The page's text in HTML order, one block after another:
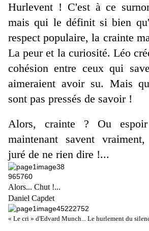
Hurlevent ! C'est à ce
mais qui le définit si bien
respect populaire, la crainte
La peur et la curiosité. Léo
cohésion entre ceux qui
aimeraient avoir su. Mais
sont pas pressés de savoir !
Alors, crainte ? Ou
maintenant savent
juré de ne rien dire !...
Alors... Chut !...
Daniel Capdet
« Le cri » d'Edvard Munch... Le hurlement du